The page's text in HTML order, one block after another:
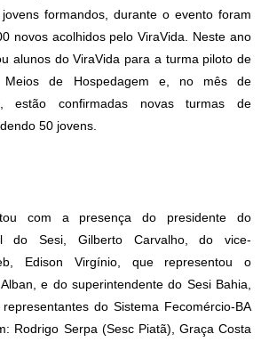
formandos, durante o evento foram
novos acolhidos pelo ViraVida.
Neste ano
alunos do ViraVida para a turma piloto de
Meios de Hospedagem e, no mês de
estão confirmadas novas turmas de
50 jovens.
com a presença do presidente do
do Sesi, Gilberto Carvalho, do vice-
Edison Virgínio, que representou o
e do superintendente do Sesi Bahia,
do Sistema Fecomércio-BA
Rodrigo Serpa (Sesc Piatã), Graça Costa